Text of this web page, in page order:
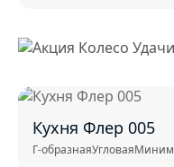
Кухня Флер 005
Г-образнаяУгловая